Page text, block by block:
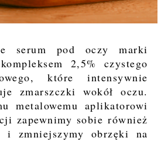
serum pod oczy marki
2,5% czystego
które intensywnie
zmarszczki wokół oczu.
metalowemu aplikatorowi
zapewnimy sobie również
i zmniejszymy obrzęki na